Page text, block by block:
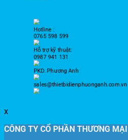
Hotline :
0765 598 599
Hỗ trợ kỹ thuật:
0987 941 131
PKD. Phương Anh
sales@thietbidienphuonganh.com.vn
x
CÔNG TY CỔ PHẦN THƯƠNG